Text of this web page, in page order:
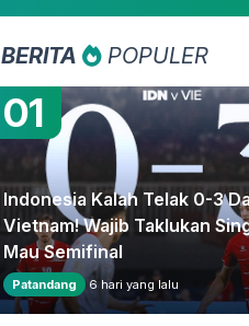
BERITA POPULER
01
Indonesia Kalah Telak 0-3
Vietnam! Wajib Taklukan
Mau Semifinal
Patandang 6 hari yang lalu